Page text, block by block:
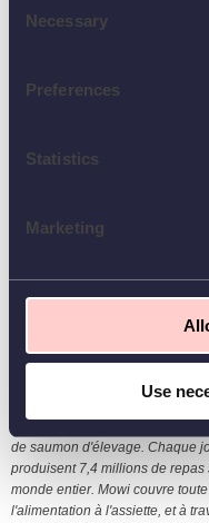
Selection
Necessary
Preferences
Statistics
Marketing
Use
Connaissance approfondie
trancheur serait un plus)
de saumon d'élevage. Chaque
produisent 7,4 millions de
monde entier. Mowi couvre
l'alimentation à l'assiette, et à